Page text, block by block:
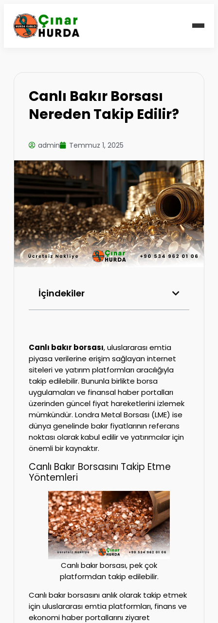
Canlı Bakır Borsası
Nereden Takip Edilir?
admin Temmuz 1, 2025
İçindekiler
Canlı bakır borsası, uluslararası emtia
piyasa verilerine erişim sağlayan internet
siteleri ve yatırım platformları aracılığıyla
takip edilebilir. Bununla birlikte borsa
uygulamaları ve finansal haber portalları
üzerinden güncel fiyat hareketlerini izlemek
mümkündür. Londra Metal Borsası (LME) ise
dünya genelinde bakır fiyatlarının referans
noktası olarak kabul edilir ve yatırımcılar için
önemli bir kaynaktır.
Canlı Bakır Borsasını Takip Etme
Yöntemleri
Canlı bakır borsası, pek çok
platformdan takip edilebilir.
Canlı bakır borsasını anlık olarak takip etmek
için uluslararası emtia platformları, finans ve
ekonomi haber portallarını ziyaret